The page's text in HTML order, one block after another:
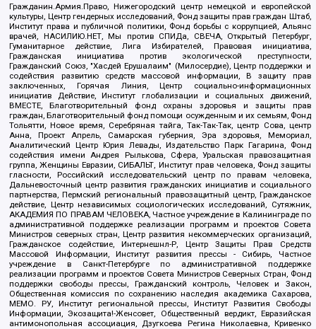
Гражданин.Армия.Право, Нижегородский центр немецкой и европейской
культуры, Центр гендерных исследований, Фонд защиты прав граждан Штаб,
Институт права и публичной политики, Фонд борьбы с коррупцией, Альянс
врачей, НАСИЛИЮ.НЕТ, Мы против СПИДа, СВЕЧА, Открытый Петербург,
Гуманитарное действие, Лига Избирателей, Правовая инициатива,
Гражданская инициатива против экологической преступности,
Гражданский Союз, "Хасдей Ерушалаим" (Милосердие), Центр поддержки и
содействия развитию средств массовой информации, В защиту прав
заключенных, Горячая Линия, Центр социально-информационных
инициатив Действие, Институт глобализации и социальных движений,
ВМЕСТЕ, Благотворительный фонд охраны здоровья и защиты прав
граждан, Благотворительный фонд помощи осужденным и их семьям, Фонд
Тольятти, Новое время, Серебряная тайга, Так-Так-Так, центр Сова, центр
Анна, Проект Апрель, Самарская губерния, Эра здоровья, Мемориал,
Аналитический Центр Юрия Левады, Издательство Парк Гагарина, Фонд
содействия имени Андрея Рылькова, Сфера, Уральская правозащитная
группа, Женщины Евразии, СИБАЛЬТ, Институт прав человека, Фонд защиты
гласности, Российский исследовательский центр по правам человека,
Дальневосточный центр развития гражданских инициатив и социального
партнерства, Пермский региональный правозащитный центр, Гражданское
действие, Центр независимых социологических исследований, Сутяжник,
АКАДЕМИЯ ПО ПРАВАМ ЧЕЛОВЕКА, Частное учреждение в Калининграде по
административной поддержке реализации программ и проектов Совета
Министров северных стран, Центр развития некоммерческих организаций,
Гражданское содействие, Интернешнл-Р, Центр Защиты Прав Средств
Массовой Информации, Институт развития прессы - Сибирь, Частное
учреждение в Санкт-Петербурге по административной поддержке
реализации программ и проектов Совета Министров Северных Стран, Фонд
поддержки свободы прессы, Гражданский контроль, Человек и Закон,
Общественная комиссия по сохранению наследия академика Сахарова,
МЕМО. РУ, Институт региональной прессы, Институт Развития Свободы
Информации, Экозащита!-Женсовет, Общественный вердикт, Евразийская
антимонопольная ассоциация, Дзугкоева Регина Николаевна, Кривенко